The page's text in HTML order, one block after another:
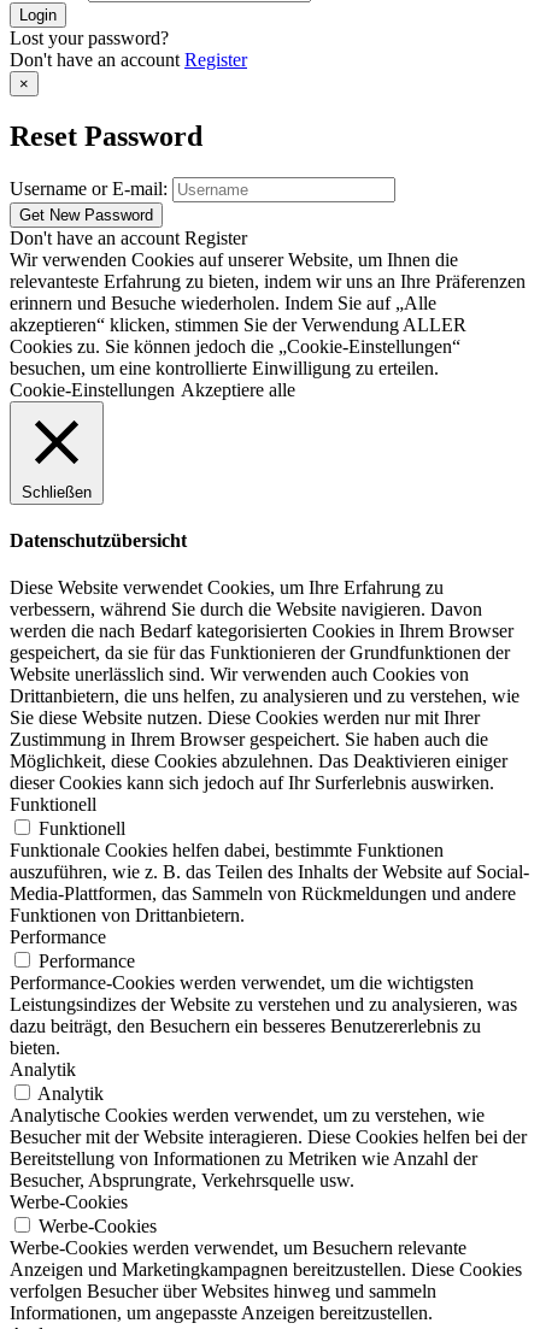
Lost your password?
Don't have an account Register
×
Reset Password
Username or E-mail:
Don't have an account Register
Wir verwenden Cookies auf unserer Website, um Ihnen die
relevanteste Erfahrung zu bieten, indem wir uns an Ihre Präferenzen
erinnern und Besuche wiederholen. Indem Sie auf „Alle
akzeptieren“ klicken, stimmen Sie der Verwendung ALLER
Cookies zu. Sie können jedoch die „Cookie-Einstellungen“
besuchen, um eine kontrollierte Einwilligung zu erteilen.
Cookie-Einstellungen Akzeptiere alle
Schließen
Datenschutzübersicht
Diese Website verwendet Cookies, um Ihre Erfahrung zu
verbessern, während Sie durch die Website navigieren. Davon
werden die nach Bedarf kategorisierten Cookies in Ihrem Browser
gespeichert, da sie für das Funktionieren der Grundfunktionen der
Website unerlässlich sind. Wir verwenden auch Cookies von
Drittanbietern, die uns helfen, zu analysieren und zu verstehen, wie
Sie diese Website nutzen. Diese Cookies werden nur mit Ihrer
Zustimmung in Ihrem Browser gespeichert. Sie haben auch die
Möglichkeit, diese Cookies abzulehnen. Das Deaktivieren einiger
dieser Cookies kann sich jedoch auf Ihr Surferlebnis auswirken.
Funktionell
Funktionell
Funktionale Cookies helfen dabei, bestimmte Funktionen
auszuführen, wie z. B. das Teilen des Inhalts der Website auf Social-
Media-Plattformen, das Sammeln von Rückmeldungen und andere
Funktionen von Drittanbietern.
Performance
Performance
Performance-Cookies werden verwendet, um die wichtigsten
Leistungsindizes der Website zu verstehen und zu analysieren, was
dazu beiträgt, den Besuchern ein besseres Benutzererlebnis zu
bieten.
Analytik
Analytik
Analytische Cookies werden verwendet, um zu verstehen, wie
Besucher mit der Website interagieren. Diese Cookies helfen bei der
Bereitstellung von Informationen zu Metriken wie Anzahl der
Besucher, Absprungrate, Verkehrsquelle usw.
Werbe-Cookies
Werbe-Cookies
Werbe-Cookies werden verwendet, um Besuchern relevante
Anzeigen und Marketingkampagnen bereitzustellen. Diese Cookies
verfolgen Besucher über Websites hinweg und sammeln
Informationen, um angepasste Anzeigen bereitzustellen.